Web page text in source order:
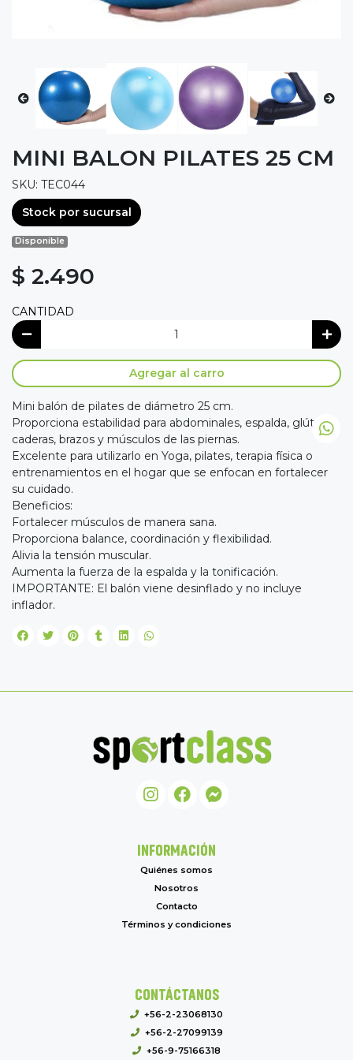
MINI BALON PILATES 25 CM
SKU: TEC044
Stock por sucursal
Disponible
$ 2.490
CANTIDAD
Agregar al carro
Mini balón de pilates de diámetro 25 cm.
Proporciona estabilidad para abdominales, espalda, glúteos,
caderas, brazos y músculos de las piernas.
Excelente para utilizarlo en Yoga, pilates, terapia física o
entrenamientos en el hogar que se enfocan en fortalecer
su cuidado.
Beneficios:
Fortalecer músculos de manera sana.
Proporciona balance, coordinación y flexibilidad.
Alivia la tensión muscular.
Aumenta la fuerza de la espalda y la tonificación.
IMPORTANTE: El balón viene desinflado y no incluye
inflador.
INFORMACIÓN
Quiénes somos
Nosotros
Contacto
Términos y condiciones
CONTÁCTANOS
+56-2-23068130
+56-2-27099139
+56-9-75166318